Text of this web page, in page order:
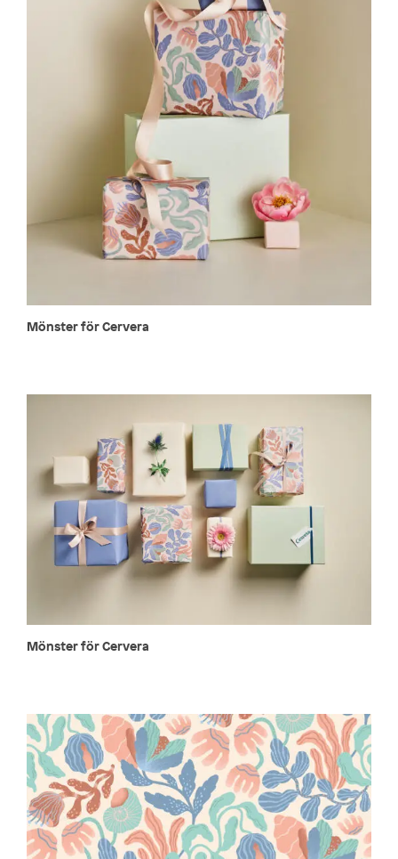
Mönster för Cervera
Mönster för Cervera